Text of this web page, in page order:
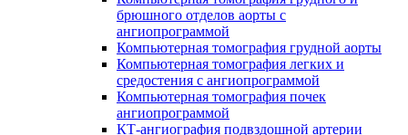
брюшного отделов аорты с
ангиопрограммой
Компьютерная томография грудной аорты
Компьютерная томография легких и
средостения с ангиопрограммой
Компьютерная томография почек
ангиопрограммой
КТ-ангиография подвздошной артерии